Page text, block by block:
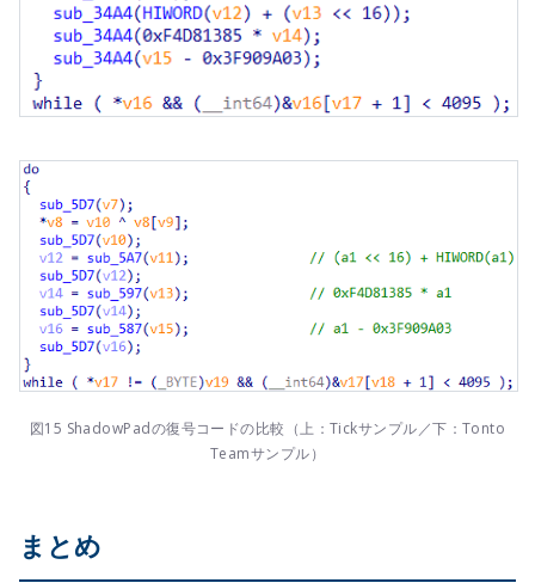
図15 ShadowPadの復号コードの比較（上：Tickサンプル／下：Tonto
Teamサンプル）
まとめ